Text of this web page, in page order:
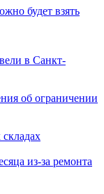
будет взять
в Санкт-
об ограничении
из-за ремонта